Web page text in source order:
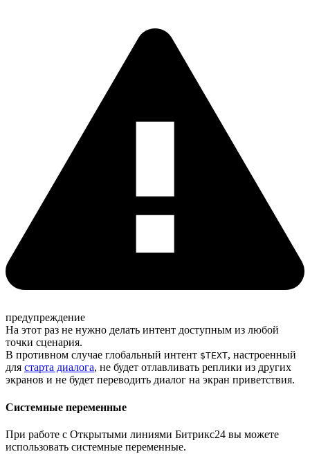
предупреждение
На этот раз не нужно делать интент доступным из любой
точки сценария.
В противном случае глобальный интент $TEXT, настроенный
для старта диалога, не будет отлавливать реплики из других
экранов и не будет переводить диалог на экран приветствия.
Системные переменные
При работе с Открытыми линиями Битрикс24 вы можете
использовать системные переменные.